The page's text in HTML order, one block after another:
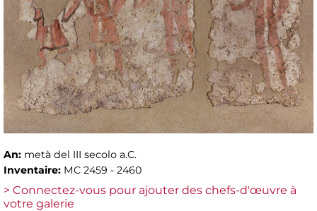
An: metà del III secolo a.C.
Inventaire: MC 2459 - 2460
> Connectez-vous pour ajouter des chefs-d'œuvre à
votre galerie